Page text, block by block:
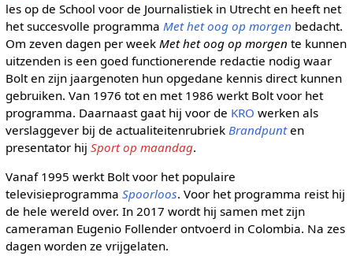
les op de School voor de Journalistiek in Utrecht en heeft net
het succesvolle programma Met het oog op morgen bedacht.
Om zeven dagen per week Met het oog op morgen te kunnen
uitzenden is een goed functionerende redactie nodig waar
Bolt en zijn jaargenoten hun opgedane kennis direct kunnen
gebruiken. Van 1976 tot en met 1986 werkt Bolt voor het
programma. Daarnaast gaat hij voor de KRO werken als
verslaggever bij de actualiteitenrubriek Brandpunten
presentator hij Sport op maandag.
Vanaf 1995 werkt Bolt voor het populaire
televisieprogramma Spoorloos. Voor het programma reist hij
de hele wereld over. In 2017 wordt hij samen met zijn
cameraman Eugenio Follender ontvoerd in Colombia. Na zes
dagen worden ze vrijgelaten.